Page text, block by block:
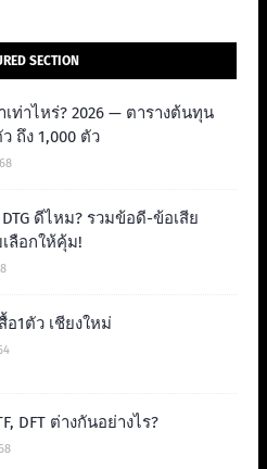
SECTION
เท่าไหร่? 2026 — ตารางต้นทุน
ถึง 1,000 ตัว
ดีไหม? รวมข้อดี-ข้อเสีย
ลือกให้คุ้ม!
อ1ตัว เชียงใหม่
DFT ต่างกันอย่างไร?